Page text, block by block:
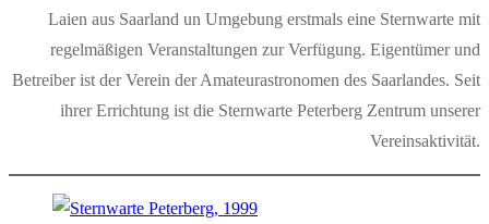
Laien aus Saarland un Umgebung erstmals eine Sternwarte mit
regelmäßigen Veranstaltungen zur Verfügung. Eigentümer und
Betreiber ist der Verein der Amateurastronomen des Saarlandes. Seit
ihrer Errichtung ist die Sternwarte Peterberg Zentrum unserer
Vereinsaktivität.